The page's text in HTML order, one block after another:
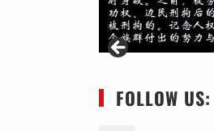
FOLLOW US: